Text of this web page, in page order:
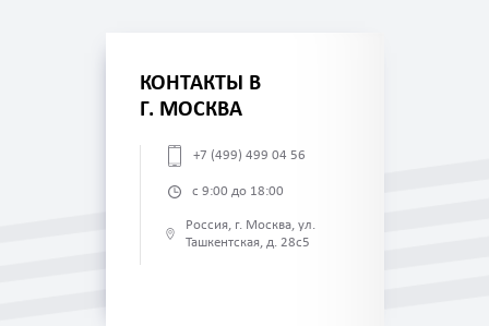
КОНТАКТЫ В
Г. МОСКВА
+7 (499) 499 04 56
с 9:00 до 18:00
Россия, г. Москва, ул.
Ташкентская, д. 28с5